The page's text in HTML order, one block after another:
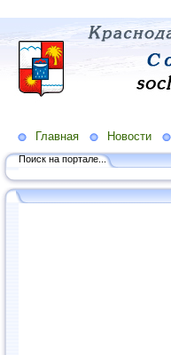
Главная Новости
Поиск на портале...